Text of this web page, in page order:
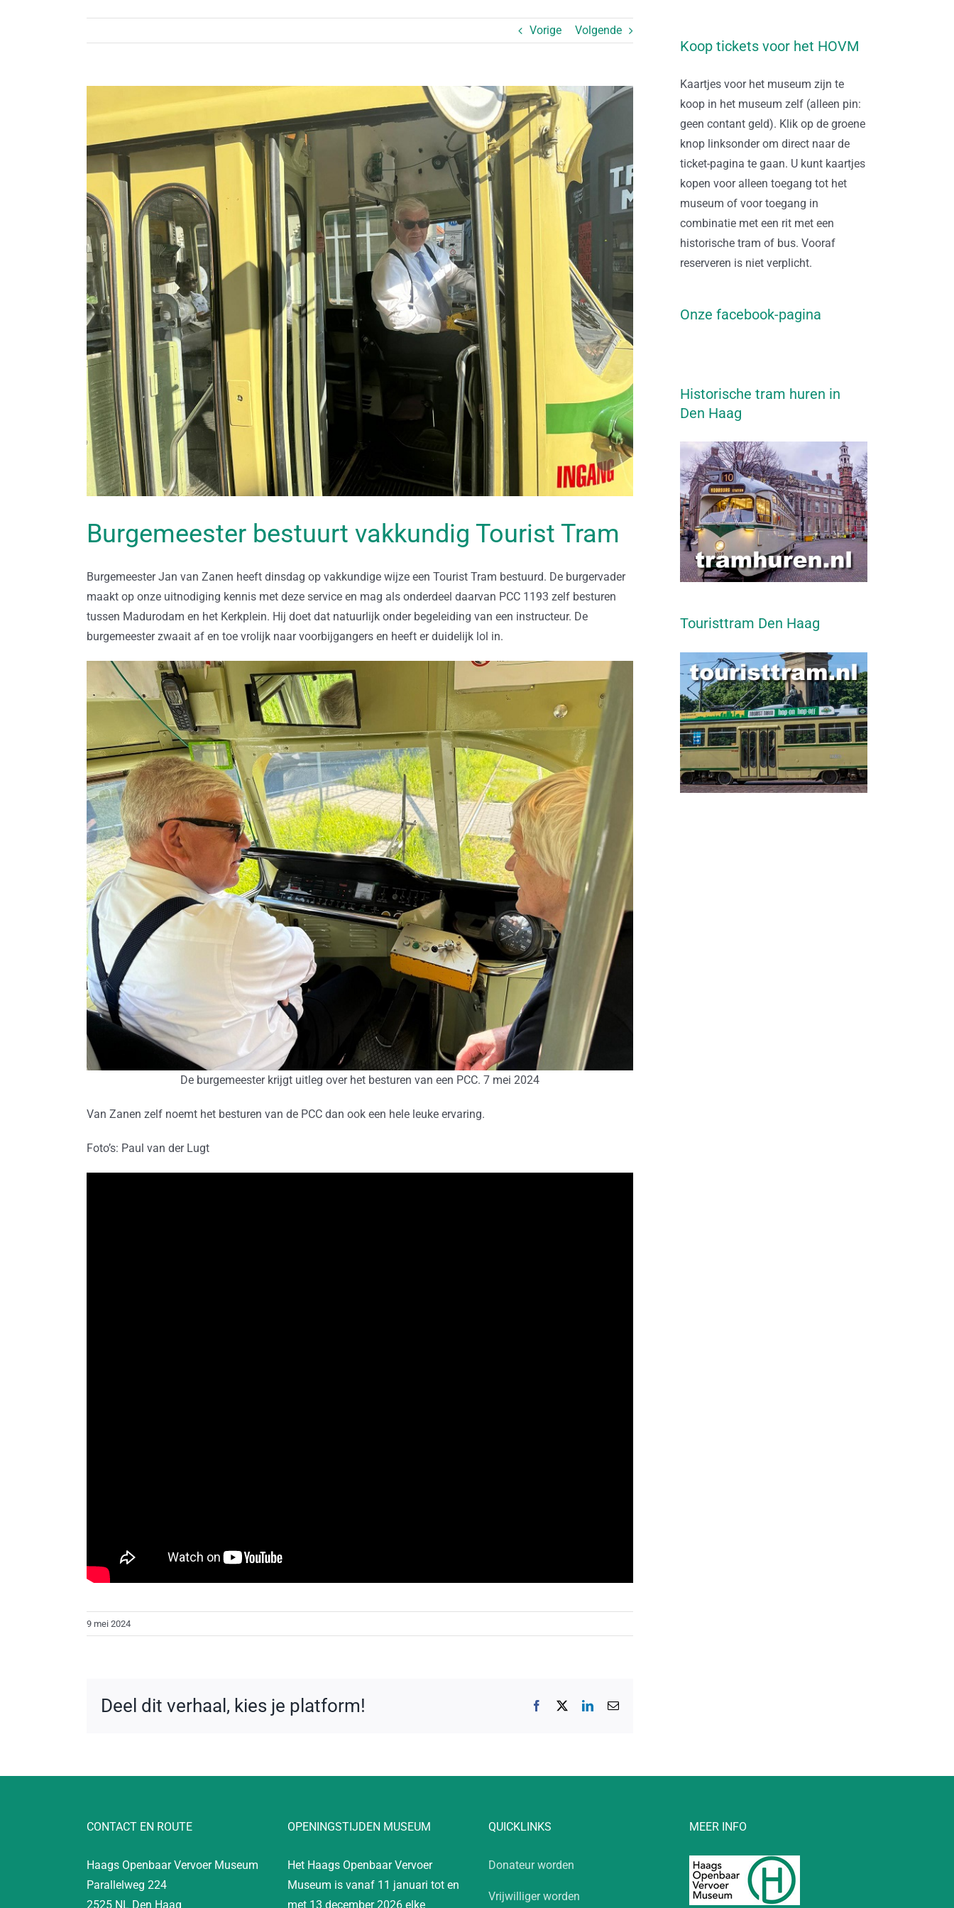
Vorige Volgende
grotere
afbeelding
Burgemeester bestuurt vakkundig Tourist Tram
Burgemeester Jan van Zanen heeft dinsdag op vakkundige wijze een Tourist Tram bestuurd. De burgervader
maakt op onze uitnodiging kennis met deze service en mag als onderdeel daarvan PCC 1193 zelf besturen
tussen Madurodam en het Kerkplein. Hij doet dat natuurlijk onder begeleiding van een instructeur. De
burgemeester zwaait af en toe vrolijk naar voorbijgangers en heeft er duidelijk lol in.
De burgemeester krijgt uitleg over het besturen van een PCC. 7 mei 2024
Van Zanen zelf noemt het besturen van de PCC dan ook een hele leuke ervaring.
Foto’s: Paul van der Lugt
9 mei 2024
Deel dit verhaal, kies je platform! Facebook LinkedIn
E-
Koop tickets voor het HOVM
Kaartjes voor het museum zijn te
koop in het museum zelf (alleen pin:
geen contant geld). Klik op de groene
knop linksonder om direct naar de
ticket-pagina te gaan. U kunt kaartjes
kopen voor alleen toegang tot het
museum of voor toegang in
combinatie met een rit met een
historische tram of bus. Vooraf
reserveren is niet verplicht.
Onze facebook-pagina
Historische tram huren in
Den Haag
Touristtram Den Haag
CONTACT EN ROUTE
Haags Openbaar Vervoer Museum
Parallelweg 224
2525 NL Den Haag
OPENINGSTIJDEN MUSEUM
Het Haags Openbaar Vervoer
Museum is vanaf 11 januari tot en
met 13 december 2026 elke
QUICKLINKS
Donateur worden
Vrijwilliger worden
MEER INFO